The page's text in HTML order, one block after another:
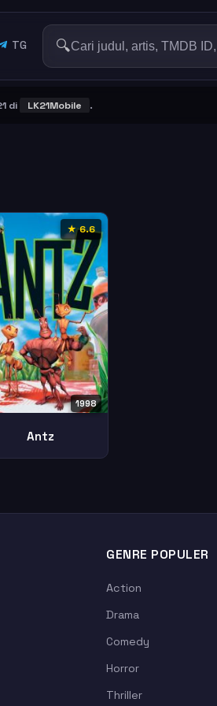
TG 🔍
LK21Mobile .
★ 6.6
1998
Antz
GENRE POPULER
Action
Drama
Comedy
Horror
Thriller